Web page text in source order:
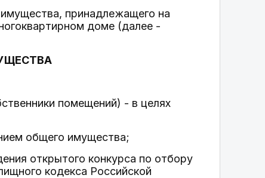
принадлежащего на
доме (далее -
помещений) - в целях
общего имущества;
открытого конкурса по отбору
кодекса Российской